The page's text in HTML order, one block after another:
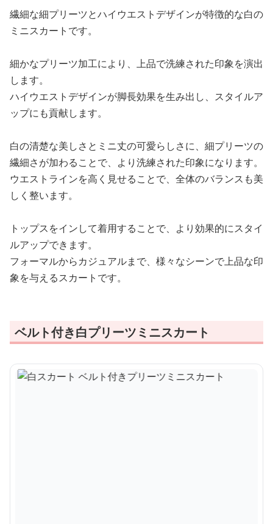
繊細な細プリーツとハイウエストデザインが特徴的な白の
ミニスカートです。
細かなプリーツ加工により、上品で洗練された印象を演出
します。
ハイウエストデザインが脚長効果を生み出し、スタイルア
ップにも貢献します。
白の清楚な美しさとミニ丈の可愛らしさに、細プリーツの
繊細さが加わることで、より洗練された印象になります。
ウエストラインを高く見せることで、全体のバランスも美
しく整います。
トップスをインして着用することで、より効果的にスタイ
ルアップできます。
フォーマルからカジュアルまで、様々なシーンで上品な印
象を与えるスカートです。
ベルト付き白プリーツミニスカート